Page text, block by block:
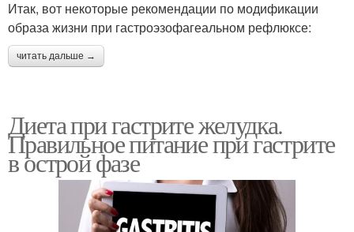
Итак, вот некоторые рекомендации по модификации
образа жизни при гастроэзофагеальном рефлюксе:
читать дальше →
Диета при гастрите желудка.
Правильное питание при гастрите
в острой фазе